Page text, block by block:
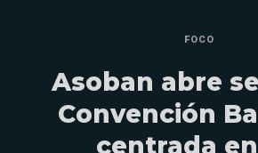
FOCO
Asoban abre
Convención
centrada